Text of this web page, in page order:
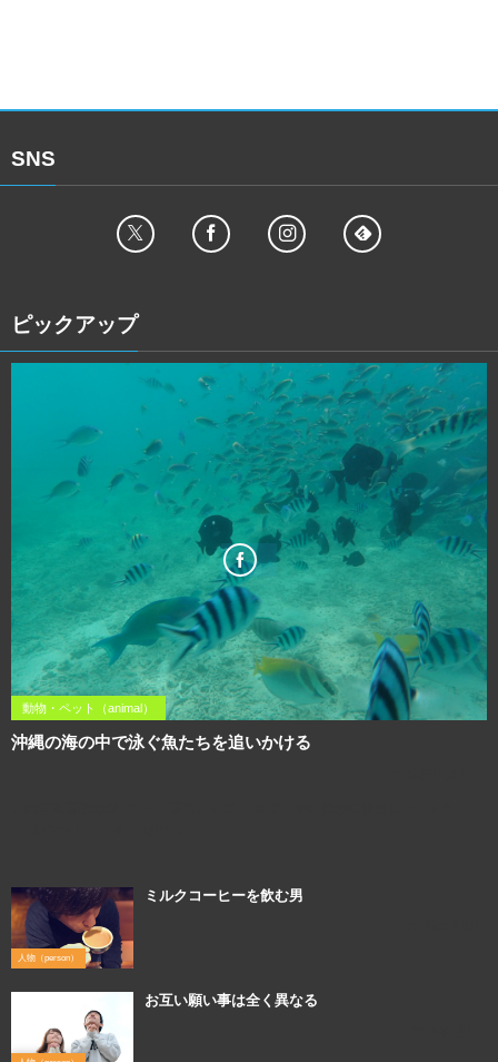
SNS
ピックアップ
動物・ペット（animal）
沖縄の海の中で泳ぐ魚たちを追いかける
人物（person）
ミルクコーヒーを飲む男
お互い願い事は全く異なる